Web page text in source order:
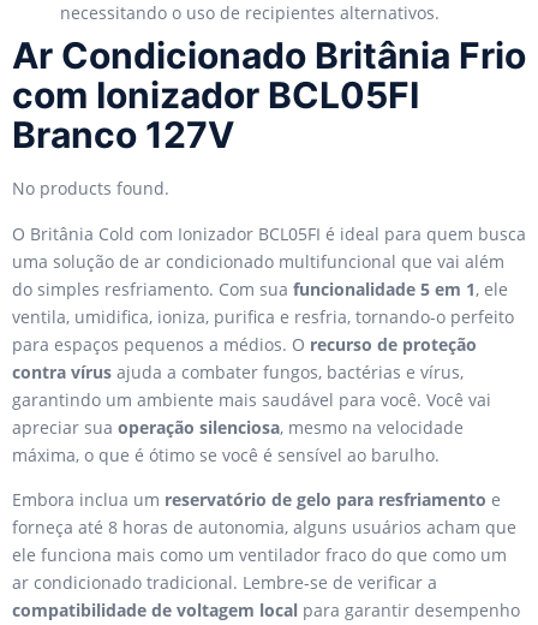
necessitando o uso de recipientes alternativos.
Ar Condicionado Britânia Frio
com Ionizador BCL05FI
Branco 127V
No products found.
O Britânia Cold com Ionizador BCL05FI é ideal para quem busca
uma solução de ar condicionado multifuncional que vai além
do simples resfriamento. Com sua funcionalidade 5 em 1, ele
ventila, umidifica, ioniza, purifica e resfria, tornando-o perfeito
para espaços pequenos a médios. O recurso de proteção
contra vírus ajuda a combater fungos, bactérias e vírus,
garantindo um ambiente mais saudável para você. Você vai
apreciar sua operação silenciosa, mesmo na velocidade
máxima, o que é ótimo se você é sensível ao barulho.
Embora inclua um reservatório de gelo para resfriamento e
forneça até 8 horas de autonomia, alguns usuários acham que
ele funciona mais como um ventilador fraco do que como um
ar condicionado tradicional. Lembre-se de verificar a
compatibilidade de voltagem local para garantir desempenho